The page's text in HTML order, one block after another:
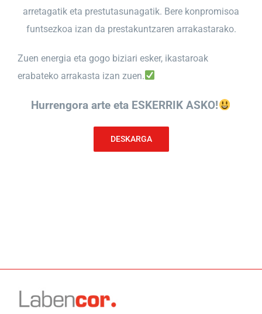
arretagatik eta prestutasunagatik. Bere konpromisoa
funtsezkoa izan da prestakuntzaren arrakastarako.
Zuen energia eta gogo biziari esker, ikastaroak
erabateko arrakasta izan zuen.
Hurrengora arte eta ESKERRIK ASKO!
DESKARGA